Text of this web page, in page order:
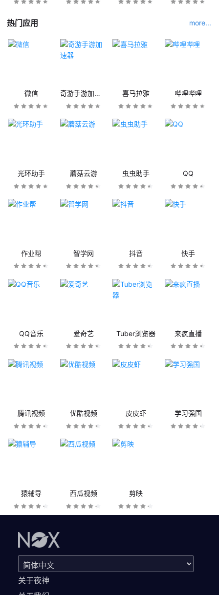
热门应用 more...
微信 奇游手游加速器 喜马拉雅 哔哩哔哩
光环助手 蘑菇云游 虫虫助手 QQ
作业帮 智学网 抖音 快手
QQ音乐 爱奇艺 Tuber浏览器 来疯直播
腾讯视频 优酷视频 皮皮虾 学习强国
猿辅导 西瓜视频 剪映
关于夜神